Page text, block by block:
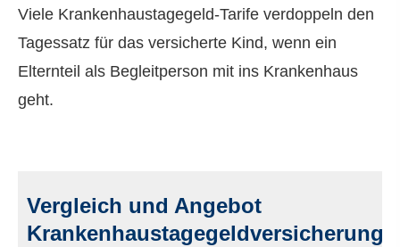
Viele Krankenhaustagegeld-Tarife verdoppeln den
Tagessatz für das versicherte Kind, wenn ein
Elternteil als Begleitperson mit ins Krankenhaus
geht.
Vergleich und Angebot
Krankenhaustagegeldversicherung